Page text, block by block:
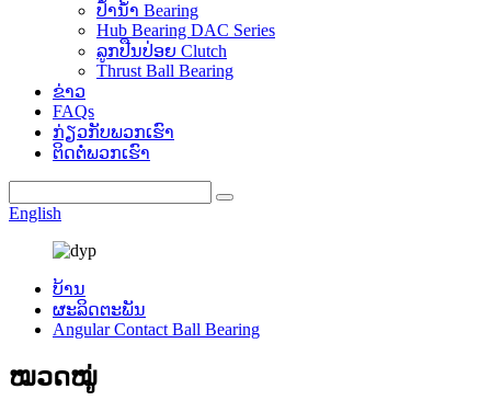
ປ້ຳນ້ຳ Bearing
Hub Bearing DAC Series
ລູກປືນປ່ອຍ Clutch
Thrust Ball Bearing
ຂ່າວ
FAQs
ກ່ຽວກັບພວກເຮົາ
ຕິດຕໍ່ພວກເຮົາ
English
ບ້ານ
ຜະລິດຕະພັນ
Angular Contact Ball Bearing
ໝວດໝູ່